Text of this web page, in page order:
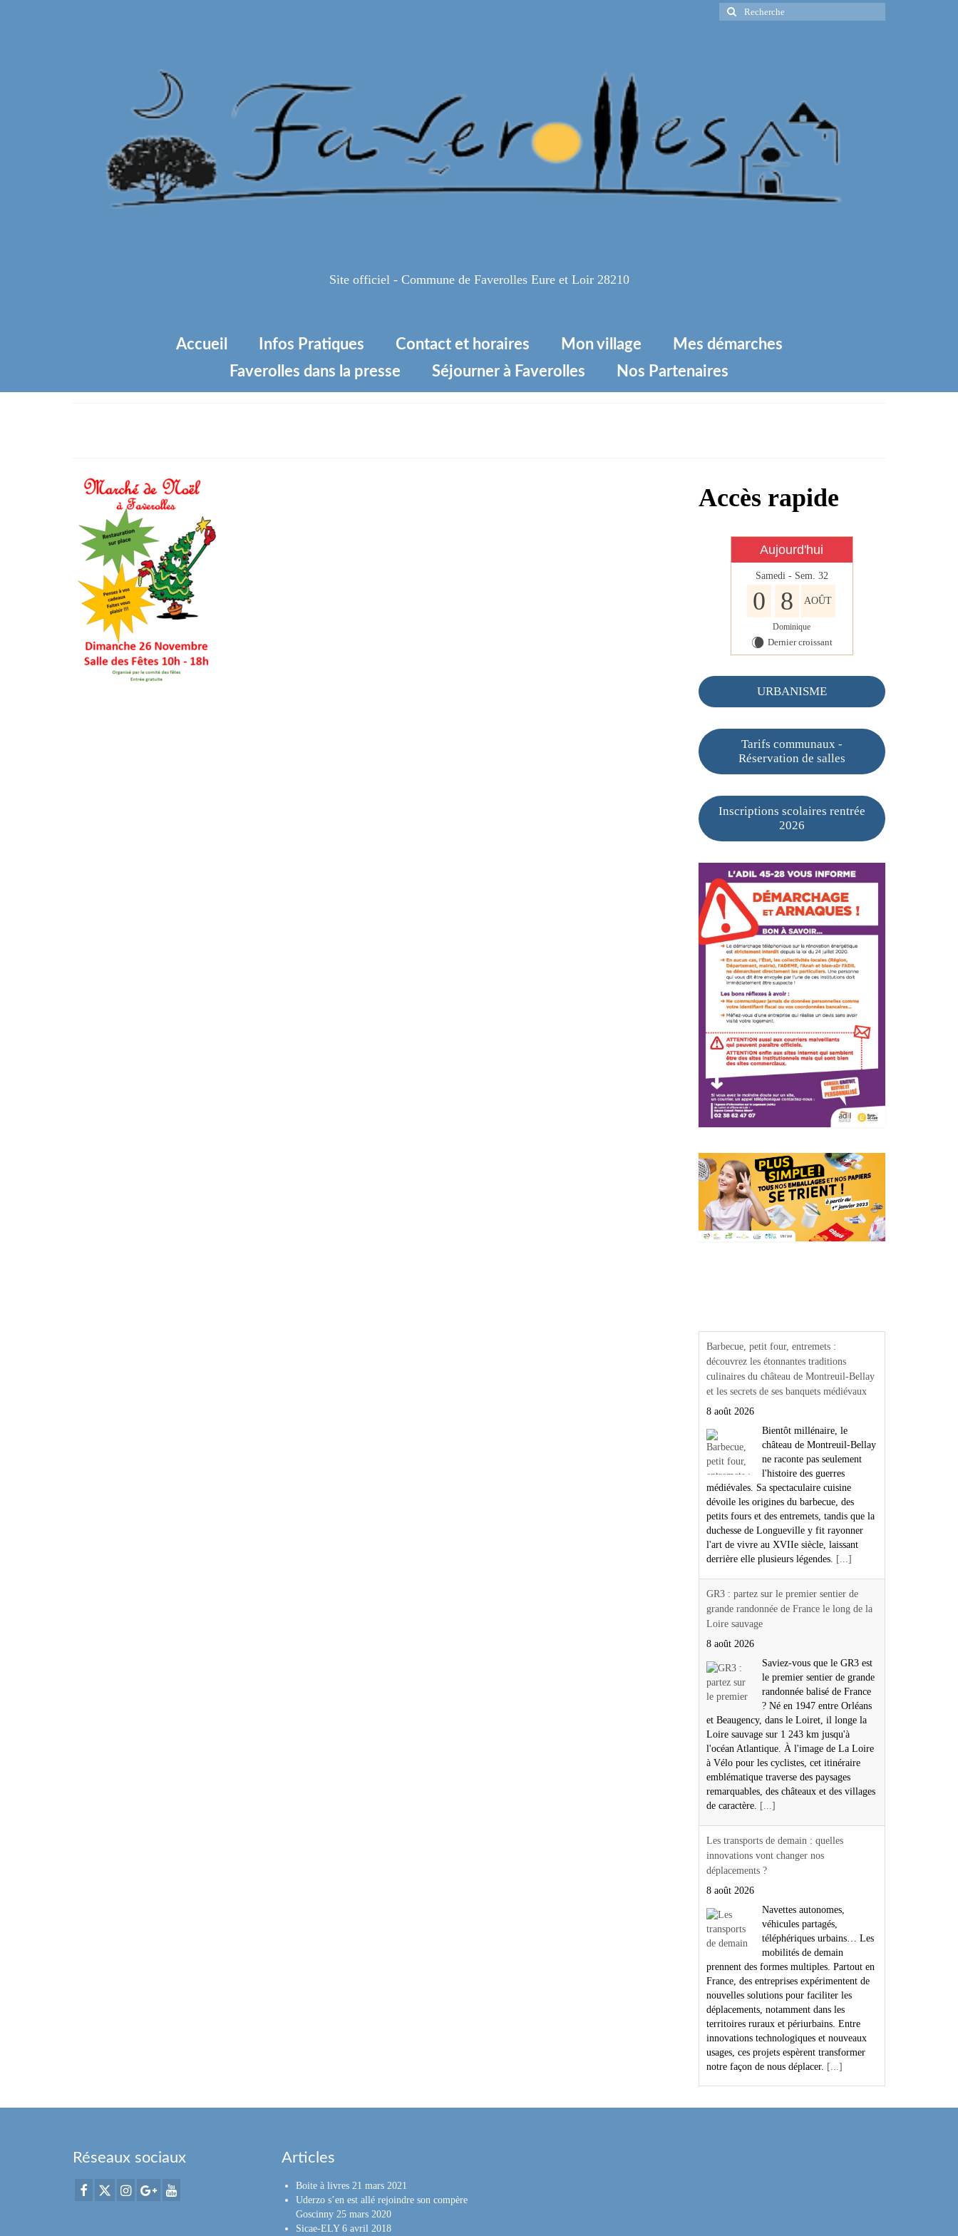
Rechercher
:
Site officiel - Commune de Faverolles Eure et Loir 28210
Accueil Infos Pratiques Contact et horaires Mon village
Mes démarches
Faverolles dans la presse
Séjourner à Faverolles Nos Partenaires
Accès rapide
Aujourd'hui
Samedi - Sem. 32
0 8 AOÛT
Dominique
W Dernier croissant
URBANISME
Tarifs communaux -
Réservation de salles
Inscriptions scolaires rentrée
2026
Barbecue, petit four, entremets :
découvrez les étonnantes traditions
culinaires du château de Montreuil-Bellay
et les secrets de ses banquets médiévaux
8 août 2026
Bientôt millénaire, le
château de Montreuil-Bellay
ne raconte pas seulement
l'histoire des guerres
médiévales. Sa spectaculaire cuisine
dévoile les origines du barbecue, des
petits fours et des entremets, tandis que la
duchesse de Longueville y fit rayonner
l'art de vivre au XVIIe siècle, laissant
derrière elle plusieurs légendes.
[...]
GR3 : partez sur le premier sentier de
grande randonnée de France le long de la
Loire sauvage
8 août 2026
Saviez-vous que le GR3 est
le premier sentier de grande
randonnée balisé de France
? Né en 1947 entre Orléans
et Beaugency, dans le Loiret, il longe la
Loire sauvage sur 1 243 km jusqu'à
l'océan Atlantique. À l'image de La Loire
à Vélo pour les cyclistes, cet itinéraire
emblématique traverse des paysages
remarquables, des châteaux et des villages
de caractère.
[...]
Les transports de demain : quelles
innovations vont changer nos
déplacements ?
8 août 2026
Navettes autonomes,
véhicules partagés,
téléphériques urbains… Les
mobilités de demain
prennent des formes multiples. Partout en
France, des entreprises expérimentent de
nouvelles solutions pour faciliter les
déplacements, notamment dans les
territoires ruraux et périurbains. Entre
innovations technologiques et nouveaux
usages, ces projets espèrent transformer
notre façon de nous déplacer. [...]
Réseaux sociaux Articles
Boite à livres 21 mars 2021
Uderzo s’en est allé rejoindre son compère
Goscinny 25 mars 2020
Sicae-ELY 6 avril 2018